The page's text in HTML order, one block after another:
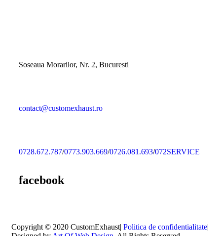
Soseaua Morarilor, Nr. 2, Bucuresti
contact@customexhaust.ro
0728.672.787/0773.903.669/0726.081.693/072SERVICE
facebook
Copyright © 2020 CustomExhaust| Politica de confidentialitate|